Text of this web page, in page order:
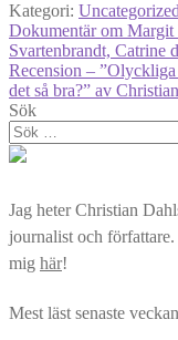
Kategori: Uncategorized
Föregående
inlägg:
Dokumentär om
Svartenbrandt, Catrine
Nästa
inlägg:
Recension –
det så bra?” av
Sök
Sök
efter:
Jag heter Christian
journalist och
mig här!
Mest läst senaste